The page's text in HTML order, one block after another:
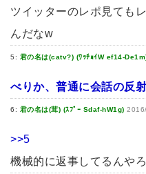
ツイッターのレポ見ても
んだなw
5: 君の名は(catv?) (ﾜｯﾁｮｲW ef14-
べりか、普通に会話の反
6: 君の名は(茸) (ｽﾌﾟｰ Sdaf-hW1g)
>>5
機械的に返事してるんや